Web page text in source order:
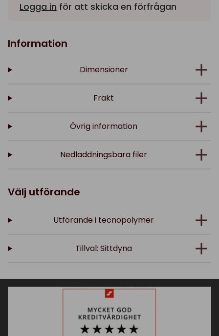
Logga in för att skicka en förfrågan
Information
Dimensioner
Frakt
Övrig information
Nedladdningsbara filer
Välj utförande
Utförande i tecnopolymer
Tillval: Sittdyna